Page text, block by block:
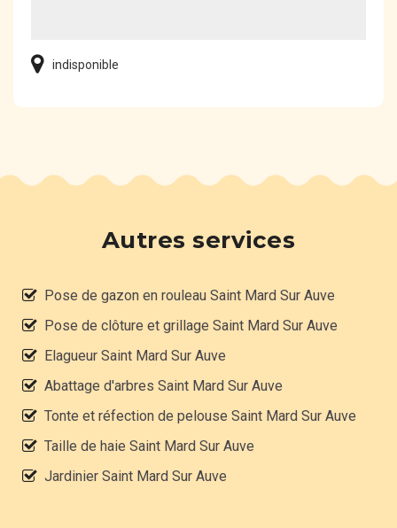
indisponible
Autres services
Pose de gazon en rouleau Saint Mard Sur Auve
Pose de clôture et grillage Saint Mard Sur Auve
Elagueur Saint Mard Sur Auve
Abattage d'arbres Saint Mard Sur Auve
Tonte et réfection de pelouse Saint Mard Sur Auve
Taille de haie Saint Mard Sur Auve
Jardinier Saint Mard Sur Auve